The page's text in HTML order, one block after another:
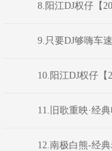
8.阳江DJ权仔【
限魅力车载大碟】
9.只要DJ够嗨车
爆车载CD1749(横州
10.阳江DJ权仔
极限魅力车载大碟】
11.旧歌重映·经
12.南极白熊-经